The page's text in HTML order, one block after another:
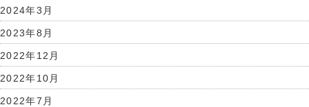
2024年3月
2023年8月
2022年12月
2022年10月
2022年7月